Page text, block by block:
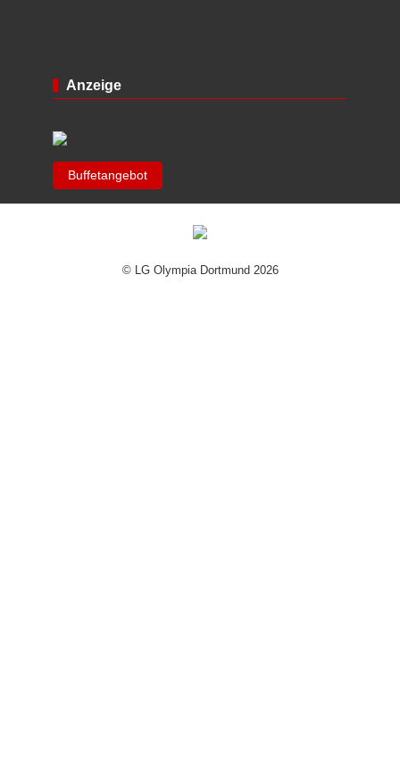
Anzeige
Buffetangebot
© LG Olympia Dortmund 2026